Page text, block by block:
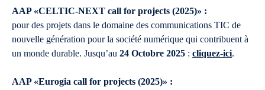
AAP «CELTIC-NEXT call for projects (2025)» :
pour des projets dans le domaine des communications TIC de
nouvelle génération pour la société numérique qui contribuent à
un monde durable. Jusqu’au 24 Octobre 2025 : cliquez-ici.
AAP «Eurogia call for projects (2025)» :